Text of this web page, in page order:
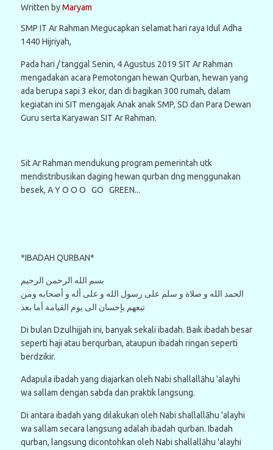
Written byMaryam
SMP IT Ar Rahman Megucapkan selamat hari raya Idul Adha
1440 Hijriyah,
Pada hari / tanggal Senin, 4 Agustus 2019 SIT Ar Rahman
mengadakan acara Pemotongan hewan Qurban, hewan yang
ada berupa sapi 3 ekor, dan di bagikan 300 rumah, dalam
kegiatan ini SIT mengajak Anak anak SMP, SD dan Para Dewan
Guru serta Karyawan SIT Ar Rahman.
Sit Ar Rahman mendukung program pemerintah utk
mendistribusikan daging hewan qurban dng menggunakan
besek, A Y O O O GO GREEN...
*IBADAH QURBAN*
الحمد الله و صلاة و سلم على رسول الله و على أله و أصحابه ومن
تبعهم بإحسان الى يوم القيامة أما بعد
Di bulan Dzulhijjah ini, banyak sekali ibadah. Baik ibadah besar
seperti haji atau berqurban, ataupun ibadah ringan seperti
berdzikir.
Adapula ibadah yang diajarkan oleh Nabi shallallāhu 'alayhi
wa sallam dengan sabda dan praktik langsung.
Di antara ibadah yang dilakukan oleh Nabi shallallāhu 'alayhi
wa sallam secara langsung adalah ibadah qurban. Ibadah
qurban, langsung dicontohkan oleh Nabi shallallāhu 'alayhi